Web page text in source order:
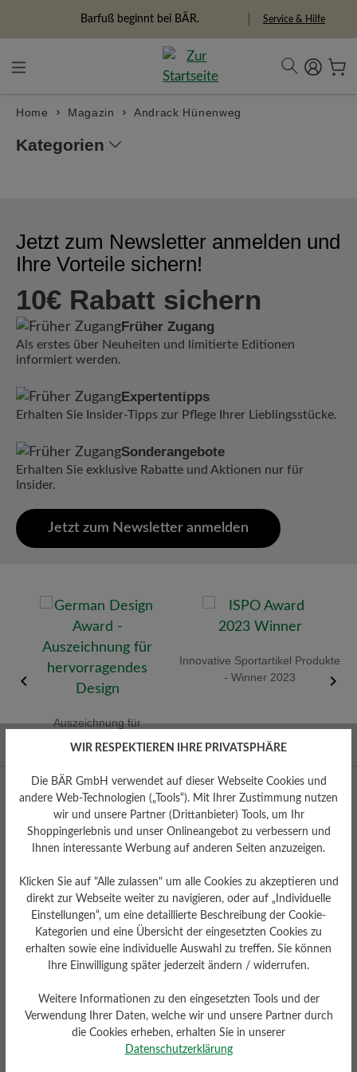
Barfuß beginnt bei BÄR. Service & Hilfe
Home Magazin Andrack Hünenweg
Kategorien
Jetzt zum Newsletter anmelden und
Ihre Vorteile sichern!
10€ Rabatt sichern
Früher Zugang
Als erstes über Neuheiten und limitierte Editionen
informiert werden.
Expertentipps
Erhalten Sie Insider-Tipps zur Pflege Ihrer Lieblingsstücke.
Sonderangebote
Erhalten Sie exklusive Rabatte und Aktionen nur für
Insider.
Jetzt zum Newsletter anmelden
Auszeichnung für
Innovative Sportartikel Produkte
- Winner 2023
FacebookInstagramYouTubePinterest
Mo – Fr 8:00 - 18:00 Uhr
kundenbetreuung@baer-schuhe.de
WIR RESPEKTIEREN IHRE PRIVATSPHÄRE
Die BÄR GmbH verwendet auf dieser Webseite Cookies und
andere Web-Technologien („Tools“). Mit Ihrer Zustimmung nutzen
wir und unsere Partner (Drittanbieter) Tools, um Ihr
Shoppingerlebnis und unser Onlineangebot zu verbessern und
Ihnen interessante Werbung auf anderen Seiten anzuzeigen.
Klicken Sie auf "Alle zulassen" um alle Cookies zu akzeptieren und
direkt zur Webseite weiter zu navigieren, oder auf „Individuelle
Einstellungen“, um eine detaillierte Beschreibung der Cookie-
Kategorien und eine Übersicht der eingesetzten Cookies zu
erhalten sowie eine individuelle Auswahl zu treffen. Sie können
Ihre Einwilligung später jederzeit ändern / widerrufen.
Weitere Informationen zu den eingesetzten Tools und der
Verwendung Ihrer Daten, welche wir und unsere Partner durch
die Cookies erheben, erhalten Sie in unserer
Datenschutzerklärung